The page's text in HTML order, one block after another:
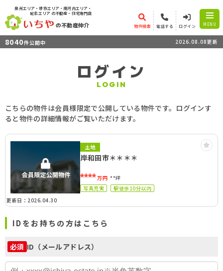
泉州エリア・堺市エリア・南河内エリア・
紀北エリア の不動産・住宅専門店
の不動産仲介 物件検索 電話する ログイン MENU
8040件公開中 2026.08.08更新
ログイン
LOGIN
こちらの物件は会員様限定で公開している物件です。ログインす
ると物件の詳細情報がご覧いただけます。
土地
岸和田市＊＊＊＊
****万円 **坪
写真充実
駅徒歩10分以内
更新日：2026.04.30
IDをお持ちの方はこちら
必須 ID（メールアドレス）